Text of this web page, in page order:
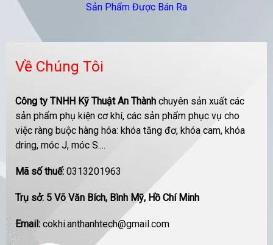
Sản Phẩm Được Bán Ra
Về Chúng Tôi
Công ty TNHH Kỹ Thuật An Thành chuyên sản xuất các
sản phẩm phụ kiện cơ khí, các sản phẩm phục vụ cho
việc ràng buộc hàng hóa: khóa tăng đơ, khóa cam, khóa
dring, móc J, móc S....
Mã số thuế: 0313201963
Trụ sở: 5 Võ Văn Bích, Bình Mỹ, Hồ Chí Minh
Email: cokhi.anthanhtech@gmail.com